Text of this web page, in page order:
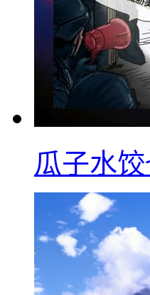
瓜子水